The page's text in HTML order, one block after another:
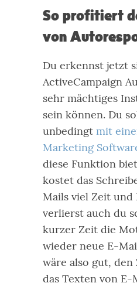
So profitiert
von
Du erkennst jetzt
ActiveCampaign
sehr mächtiges
sein können. Du
unbedingt mit
Marketing
diese Funktion
kostet das
Mails viel Zeit
verlierst auch du
kurzer Zeit die
wieder neue E-
wäre also gut,
das Texten von E-